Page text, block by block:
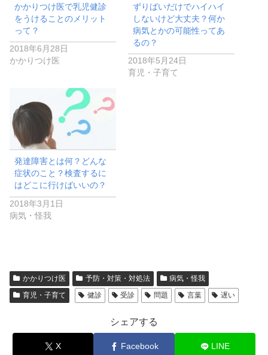
かかりつけ医で乳児健診
をうけることのメリット
って？
2018年6月28日
かかりつけ医
ずりばいだけでハイハイ
しないけど大丈夫？何か
病気とかの可能性ってあ
るの？
2018年5月24日
育児・子育て
発達障害とは何？どんな
症状のこと？検査するに
はどこに行けばいいの？
2018年3月1日
病気・怪我
かかりつけ医 予防・対策・対処法
病気・怪我
育児・子育て
健診 受診 問題 言葉 遅い
シェアする
X Facebook LINE